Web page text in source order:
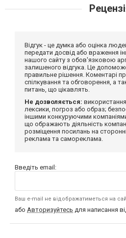
Відгук - це думка або оцінка
передати досвід або враження
нашого сайту з обов'язковою
залишеного відгука. Це
правильне рішення. Коментарі
спілкування та обговорення, а
питань, що цікавлять.
Не дозволяється:
лексики, погроз або образ;
іншими конкуруючими
що ображають діяльність
розміщення посилань на
реклама та самореклама.
Введіть email:
Ваш e-mail не відображатиметься на
або Авторизуйтесь для написання